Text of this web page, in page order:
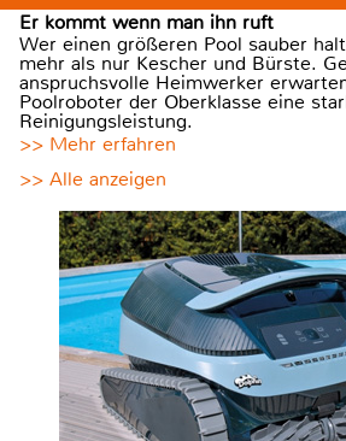
Er kommt wenn man ihn ruft
Wer einen größeren Pool sauber
mehr als nur Kescher und Bürste.
anspruchsvolle Heimwerker
Poolroboter der Oberklasse eine
Reinigungsleistung.
>> Mehr erfahren
>> Alle anzeigen